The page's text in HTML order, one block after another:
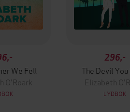
We Fell
O'Roark
296,-
The Devil You
Elizabeth
LYDBOK